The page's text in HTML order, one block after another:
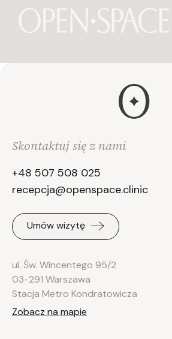
Skontaktuj się z nami
+48 507 508 025
recepcja@openspace.clinic
Umów wizytę
ul. Św. Wincentego 95/2
03-291 Warszawa
Stacja Metro Kondratowicza
Zobacz na mapie